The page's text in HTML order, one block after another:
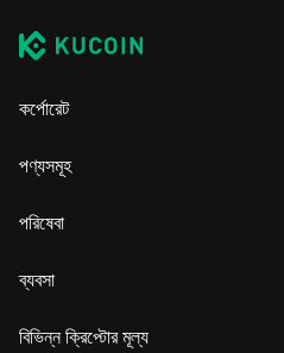
কর্পোরেট
পণ্যসমূহ
পরিষেবা
ব্যবসা
বিভিন্ন ক্রিপ্টোর মূল্য